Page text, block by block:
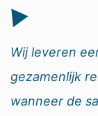
Wij leveren
gezamenlijk
wanneer de